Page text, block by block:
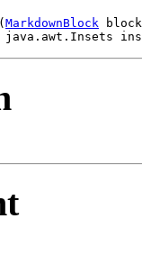
( MarkdownBlock